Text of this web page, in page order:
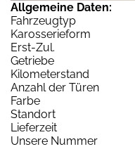
Allgemeine Daten:
Fahrzeugtyp
Karosserieform
Erst-Zul.
Getriebe
Kilometerstand
Anzahl der Türen
Farbe
Standort
Lieferzeit
Unsere Nummer